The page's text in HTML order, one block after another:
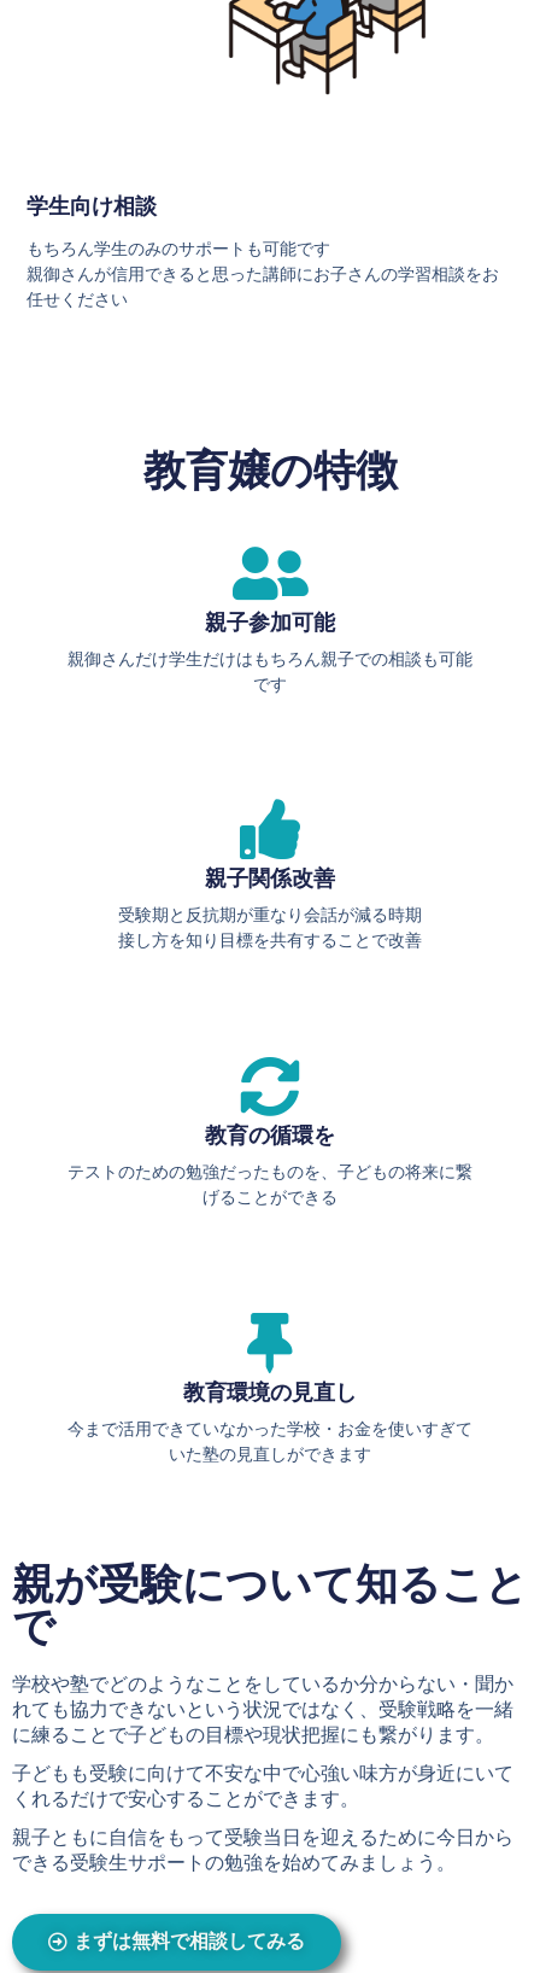
学生向け相談
もちろん学生のみのサポートも可能です
親御さんが信用できると思った講師にお子さんの学習相談をお
任せください
教育嬢の特徴
親子参加可能
親御さんだけ学生だけはもちろん親子での相談も可能
です
親子関係改善
受験期と反抗期が重なり会話が減る時期
接し方を知り目標を共有することで改善
教育の循環を
テストのための勉強だったものを、子どもの将来に繋
げることができる
教育環境の見直し
今まで活用できていなかった学校・お金を使いすぎて
いた塾の見直しができます
親が受験について知ること
で
学校や塾でどのようなことをしているか分からない・聞か
れても協力できないという状況ではなく、受験戦略を一緒
に練ることで子どもの目標や現状把握にも繋がります。
子どもも受験に向けて不安な中で心強い味方が身近にいて
くれるだけで安心することができます。
親子ともに自信をもって受験当日を迎えるために今日から
できる受験生サポートの勉強を始めてみましょう。
まずは無料で相談してみる